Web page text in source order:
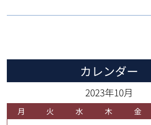
カレンダー
2023年10月
月 火 水 木 金